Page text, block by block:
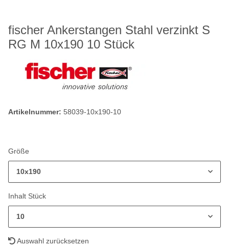
fischer Ankerstangen Stahl verzinkt S
RG M 10x190 10 Stück
Artikelnummer: 58039-10x190-10
Größe
10x190
Inhalt Stück
10
Auswahl zurücksetzen